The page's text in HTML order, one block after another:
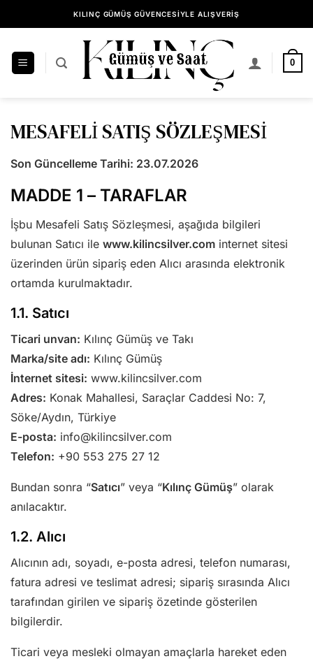
atla
1500 TL VE ÜZERİ ÜCRETSİZ KARGO
KILINÇ GÜMÜŞ GÜVENCESİYLE ALIŞVERİŞ
0
MESAFELİ SATIŞ SÖZLEŞMESİ
Son Güncelleme Tarihi: 23.07.2026
MADDE 1 – TARAFLAR
İşbu Mesafeli Satış Sözleşmesi, aşağıda bilgileri
bulunan Satıcı ile www.kilincsilver.com internet sitesi
üzerinden ürün sipariş eden Alıcı arasında elektronik
ortamda kurulmaktadır.
1.1. Satıcı
Ticari unvan: Kılınç Gümüş ve Takı
Marka/site adı: Kılınç Gümüş
İnternet sitesi: www.kilincsilver.com
Adres: Konak Mahallesi, Saraçlar Caddesi No: 7,
Söke/Aydın, Türkiye
E-posta: info@kilincsilver.com
Telefon: +90 553 275 27 12
Bundan sonra “Satıcı” veya “Kılınç Gümüş” olarak
anılacaktır.
1.2. Alıcı
Alıcının adı, soyadı, e-posta adresi, telefon numarası,
fatura adresi ve teslimat adresi; sipariş sırasında Alıcı
tarafından girilen ve sipariş özetinde gösterilen
bilgilerdir.
Ticari veya mesleki olmayan amaçlarla hareket eden